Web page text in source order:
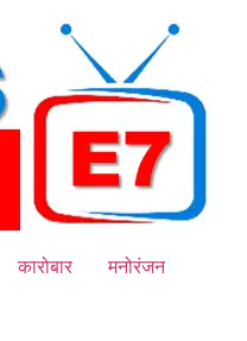
कारोबार
मनोरंजन